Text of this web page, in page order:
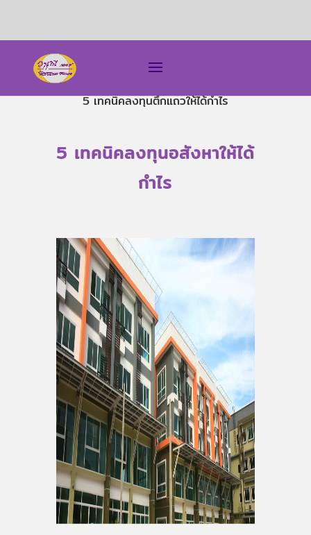
5 เทคนิคลงทุนตึกแถวให้ได้กำไร
5 เทคนิคลงทุนอสังหาให้ได้
กำไร